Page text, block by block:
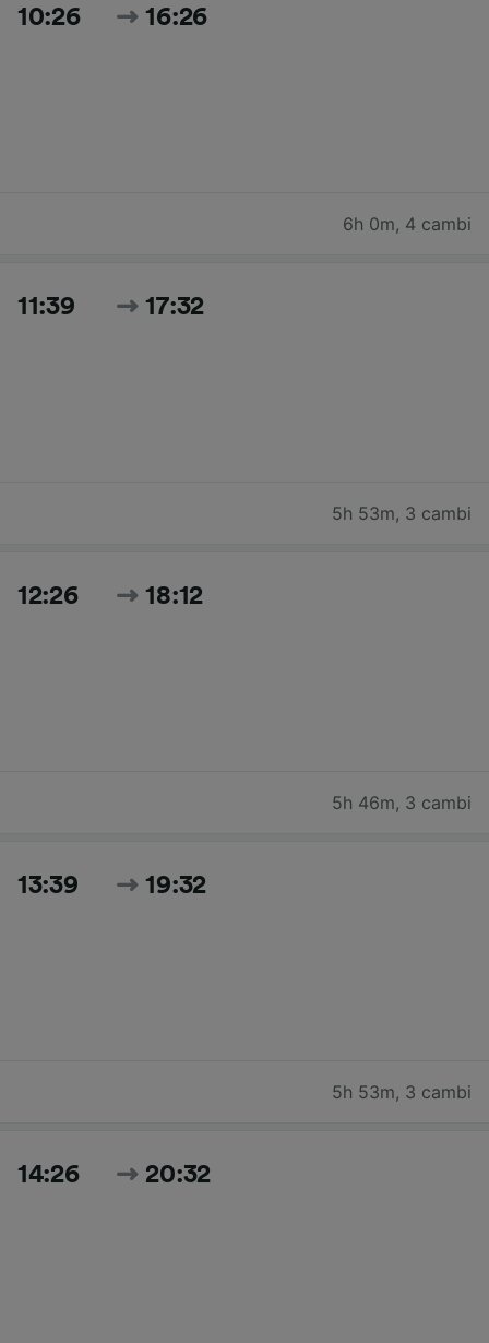
10:26 16:26
6h 0m, 4 cambi
11:39 17:32
5h 53m, 3 cambi
12:26 18:12
5h 46m, 3 cambi
13:39 19:32
5h 53m, 3 cambi
14:26 20:32